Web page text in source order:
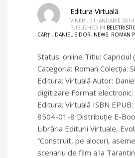
Editura Virtuală
VINERI, 31 IANUARIE 2014
PUBLISHED IN
CĂRȚI, DANIEL SIDOR, NEWS, ROMAN
Status: online Titlu: Capriciul
Categoria: Roman Colecţia:
Editura: Virtuală Autor:
digitizare Format electronic:
Editura: Virtuală ISBN
8504-01-8 Distribuție E-
Librăria Editurii Virtuale,
“Construit, pe alocuri,
scenariu de film a la